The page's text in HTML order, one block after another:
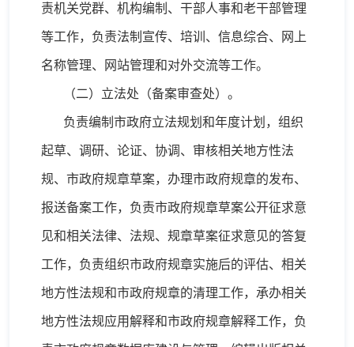
责机关党群、机构编制、干部人事和老干部管理
等工作，负责法制宣传、培训、信息综合、网上
名称管理、网站管理和对外交流等工作。
（二）立法处（备案审查处）。
负责编制市政府立法规划和年度计划，组织
起草、调研、论证、协调、审核相关地方性法
规、市政府规章草案，办理市政府规章的发布、
报送备案工作，负责市政府规章草案公开征求意
见和相关法律、法规、规章草案征求意见的答复
工作，负责组织市政府规章实施后的评估、相关
地方性法规和市政府规章的清理工作，承办相关
地方性法规应用解释和市政府规章解释工作，负